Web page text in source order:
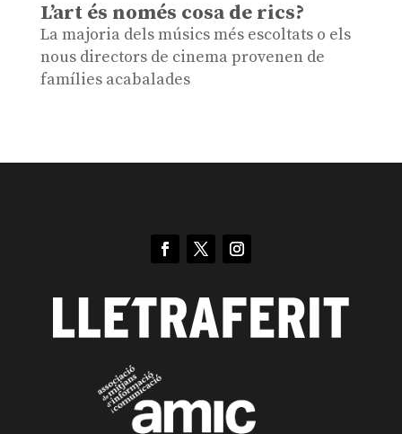
L’art és només cosa de rics?
La majoria dels músics més escoltats o els
nous directors de cinema provenen de
famílies acabalades